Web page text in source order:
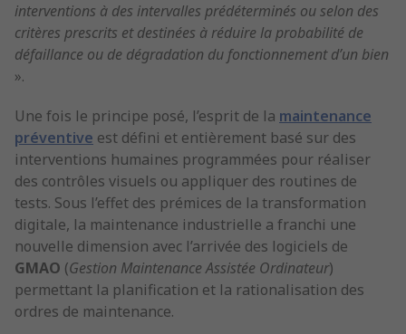
interventions à des intervalles prédéterminés ou selon des
critères prescrits et destinées à réduire la probabilité de
défaillance ou de dégradation du fonctionnement d’un bien
».
Une fois le principe posé, l’esprit de la maintenance
préventive est défini et entièrement basé sur des
interventions humaines programmées pour réaliser
des contrôles visuels ou appliquer des routines de
tests. Sous l’effet des prémices de la transformation
digitale, la maintenance industrielle a franchi une
nouvelle dimension avec l’arrivée des logiciels de
GMAO (Gestion Maintenance Assistée Ordinateur)
permettant la planification et la rationalisation des
ordres de maintenance.